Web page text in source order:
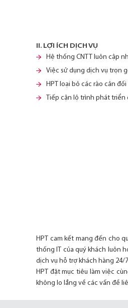
II. LỢI ÍCH DỊCH VỤ
Hệ thống CNTT luôn cập
Việc sử dụng dịch vụ trọn
HPT loại bỏ các rào cản
Tiếp cận lộ trình phát triển
HPT cam kết mang đến cho
thống IT của quý khách luôn
dịch vụ hỗ trợ khách hàng 24/
HPT đặt mục tiêu làm việc
không lo lắng về các vấn đề